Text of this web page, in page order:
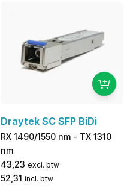
Draytek SC SFP BiDi
RX 1490/1550 nm - TX 1310
nm
43,23 excl. btw
52,31 incl. btw